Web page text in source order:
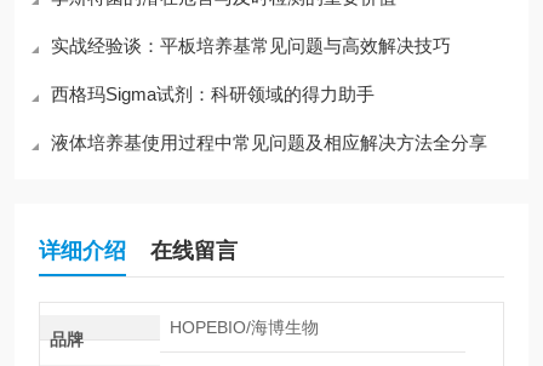
实战经验谈：平板培养基常见问题与高效解决技巧
西格玛Sigma试剂：科研领域的得力助手
液体培养基使用过程中常见问题及相应解决方法全分享
详细介绍 在线留言
品牌
HOPEBIO/海博生物